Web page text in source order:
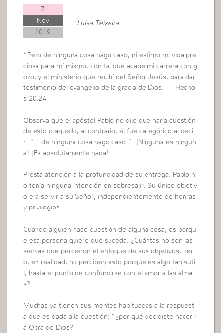
7
Nov
2019
Luisa Teixeira
“Pero de ninguna cosa hago caso, ni estimo mi vida pre
ciosa para mí mismo; con tal que acabe mi carrera con g
ozo, y el ministerio que recibí del Señor Jesús, para dar
testimonio del evangelio de la gracia de Dios.” – Hecho
s 20.24
Observa que el apóstol Pablo no dijo que haría cuestión
de esto o aquello; al contrario, él fue categórico al deci
r: “… de ninguna cosa hago caso.”. ¡Ninguna es ningun
a! ¡Es absolutamente nada!
Presta atención a la profundidad de su entrega. Pablo n
o tenía ninguna intención en sobresalir. Su único objetiv
o era servir a su Señor, independientemente de honras
y privilegios.
Cuando alguien hace cuestión de alguna cosa, es porqu
e esa persona quiere que suceda. ¿Cuántas no son las
siervas que perdieron el enfoque de sus objetivos, per
o, en realidad, no perciben esto porque es algo tan suti
l, hasta el punto de confundirse con el amor a las alma
s?
Muchas ya tienen sus mentes habituadas a la respuest
a que es dada a la cuestión: “¿por qué decidiste hacer l
a Obra de Dios?”